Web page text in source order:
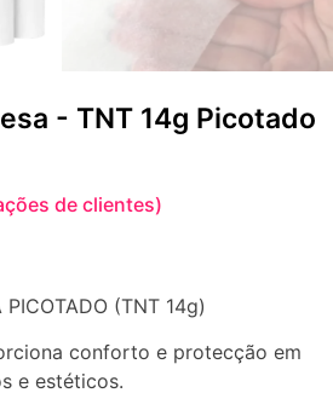
- TNT 14g Picotado
de clientes)
PICOTADO (TNT 14g)
conforto e protecção em
e estéticos.